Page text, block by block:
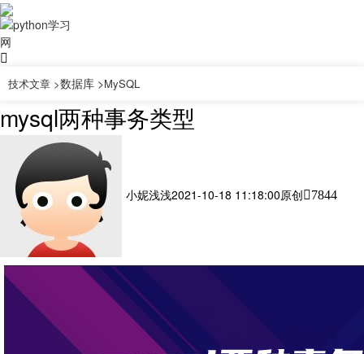
技术文章 >数据库 >MySQL
mysql两种事务类型
小妮浅浅2021-10-18 11:18:00原创 7844